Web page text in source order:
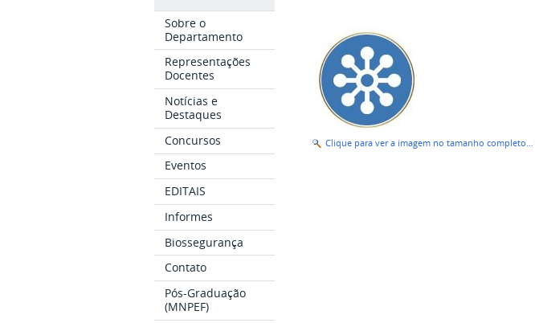
Sobre o
Departamento
Representações
Docentes
Notícias e
Destaques
Concursos
Eventos
EDITAIS
Informes
Biossegurança
Contato
Pós-Graduação
(MNPEF)
Clique para ver a imagem no tamanho completo…